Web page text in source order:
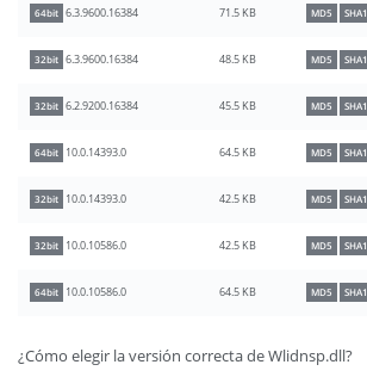
64bit 6.3.9600.16384 71.5 KB MD5 SHA1
32bit 6.3.9600.16384 48.5 KB MD5 SHA1
32bit 6.2.9200.16384 45.5 KB MD5 SHA1
64bit 10.0.14393.0 64.5 KB MD5 SHA1
32bit 10.0.14393.0 42.5 KB MD5 SHA1
32bit 10.0.10586.0 42.5 KB MD5 SHA1
64bit 10.0.10586.0 64.5 KB MD5 SHA1
¿Cómo elegir la versión correcta de Wlidnsp.dll?